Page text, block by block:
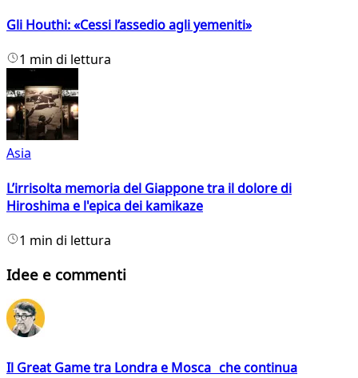
Gli Houthi: «Cessi l’assedio agli yemeniti»
1 min di lettura
Asia
L’irrisolta memoria del Giappone tra il dolore di
Hiroshima e l'epica dei kamikaze
1 min di lettura
Idee e commenti
Il Great Game tra Londra e Mosca che continua